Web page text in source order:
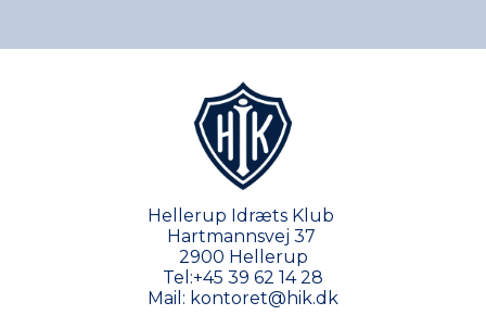
Hellerup Idræts Klub
Hartmannsvej 37
2900 Hellerup
Tel:+45 39 62 14 28
Mail: kontoret@hik.dk